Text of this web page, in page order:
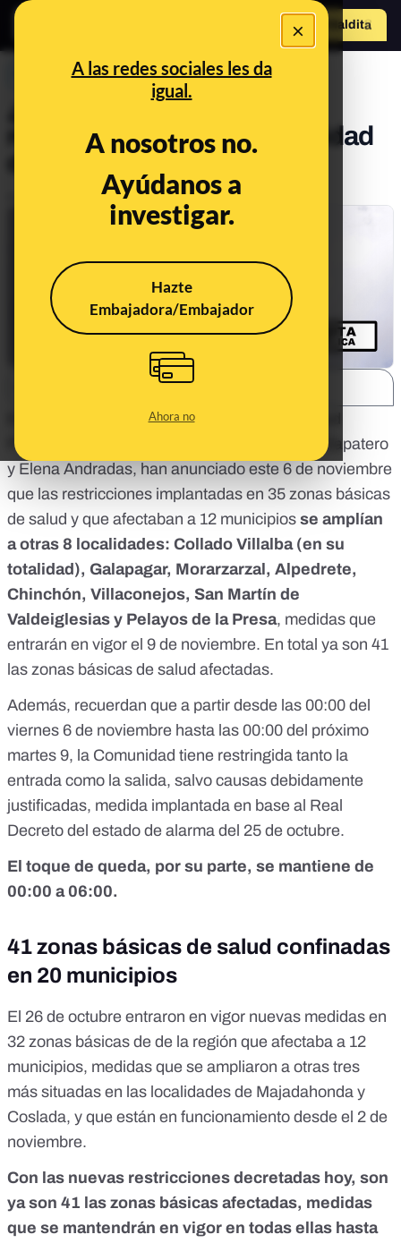
×
A las redes sociales les da
igual.
A nosotros no.
Ayúdanos a
investigar.
Hazte
Embajadora/Embajador
Ahora no
Hazte Maldito
PREBUNKING
¿Cuáles son las actuales
restricciones de la Comunidad
de Madrid?*
Nov 6, 2020, 4:31:00 PM
El viceconsejero y la directora general de Salud
Pública de la Comunidad de Madrid, Antonio Zapatero
y Elena Andradas, han anunciado este 6 de noviembre
que las restricciones implantadas en 35 zonas básicas
de salud y que afectaban a 12 municipios se amplían
a otras 8 localidades: Collado Villalba (en su
totalidad), Galapagar, Morarzarzal, Alpedrete,
Chinchón, Villaconejos, San Martín de
Valdeiglesias y Pelayos de la Presa, medidas que
entrarán en vigor el 9 de noviembre. En total ya son 41
las zonas básicas de salud afectadas.
Además, recuerdan que a partir desde las 00:00 del
viernes 6 de noviembre hasta las 00:00 del próximo
martes 9, la Comunidad tiene restringida tanto la
entrada como la salida, salvo causas debidamente
justificadas, medida implantada en base al Real
Decreto del estado de alarma del 25 de octubre.
El toque de queda, por su parte, se mantiene de
00:00 a 06:00.
41 zonas básicas de salud confinadas
en 20 municipios
El 26 de octubre entraron en vigor nuevas medidas en
32 zonas básicas de de la región que afectaba a 12
municipios, medidas que se ampliaron a otras tres
más situadas en las localidades de Majadahonda y
Coslada, y que están en funcionamiento desde el 2 de
noviembre.
Con las nuevas restricciones decretadas hoy, son
ya son 41 las zonas básicas afectadas, medidas
que se mantendrán en vigor en todas ellas hasta